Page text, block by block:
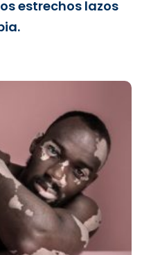
estrechos lazos